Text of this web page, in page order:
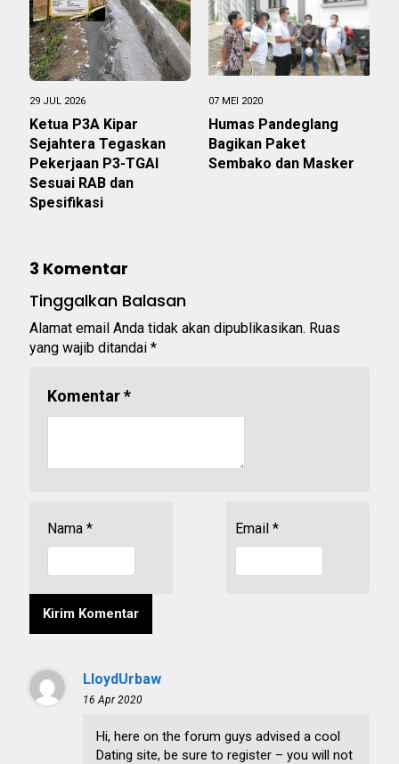
29 JUL 2026
Ketua P3A Kipar
Sejahtera Tegaskan
Pekerjaan P3-TGAI
Sesuai RAB dan
Spesifikasi
07 MEI 2020
Humas Pandeglang
Bagikan Paket
Sembako dan Masker
3 Komentar
Tinggalkan Balasan
Alamat email Anda tidak akan dipublikasikan. Ruas
yang wajib ditandai *
Komentar*
Nama * Email *
LloydUrbaw
16 Apr 2020
Hi, here on the forum guys advised a cool
Dating site, be sure to register – you will not